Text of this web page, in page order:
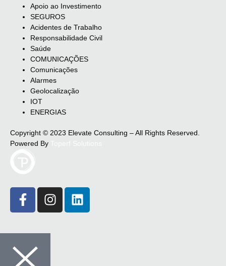
Apoio ao Investimento
SEGUROS
Acidentes de Trabalho
Responsabilidade Civil
Saúde
COMUNICAÇÕES
Comunicações
Alarmes
Geolocalização
IOT
ENERGIAS
Copyright © 2023 Elevate Consulting – All Rights Reserved.
Powered By